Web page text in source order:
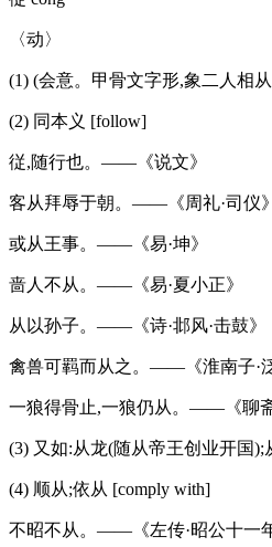
〈动〉
(1) (会意。甲骨文字形,象二人相
(2) 同本义 [follow]
従,随行也。——《说文》
客从拜辱于朝。——《周礼·司仪》
或从王事。——《易·坤》
啬人不从。——《易·夏小正》
从以孙子。——《诗·邶风·击鼓》
禽兽可羁而从之。——《淮南子·
一狼得骨止,一狼仍从。——《聊斋
(3) 又如:从龙(随从帝王创业开国
(4) 顺从;依从 [comply with]
不昭不从。——《左传·昭公十一